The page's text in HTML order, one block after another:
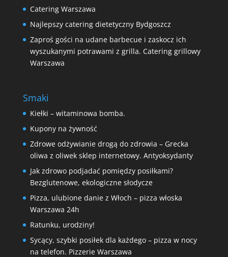
Catering Warszawa
Najlepszy catering dietetyczny Bydgoszcz
Zaproś gości na udane barbecue i zaskocz ich
wyszukanymi potrawami z grilla. Catering grillowy
Warszawa
Smaki
Kiełki – witaminowa bomba.
Kupony na żywność
Zdrowe odżywianie drogą do zdrowia – Grecka
oliwa z oliwek sklep internetowy. Antyoksydanty
Jak zdrowo podjadać pomiędzy posiłkami?
Bezglutenowe, ekologiczne słodycze
Pizza, ulubione danie z Włoch – pizza włoska
Warszawa 24h
Ratunku, urodziny!
Sycący, szybki posiłek dla każdego – pizza w nocy
na telefon. Pizzerie Warszawa